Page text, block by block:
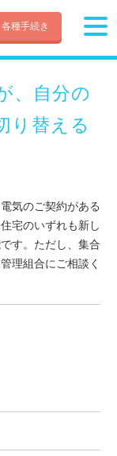
各種手続き
、自分の
り替える
気のご契約がある
宅のいずれも新し
す。ただし、集合
理組合にご相談く